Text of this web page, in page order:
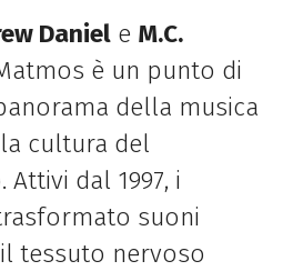
Daniele M.C.
è un punto di
della musica
cultura del
dal 1997, i
suoni
tessuto nervoso